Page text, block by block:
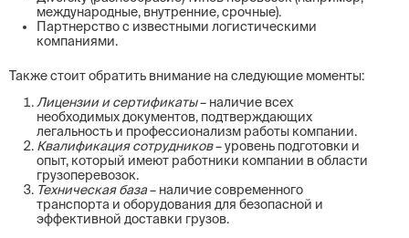
международные, внутренние, срочные).
Партнерство с известными логистическими
компаниями.
Также стоит обратить внимание на следующие моменты:
Лицензии и сертификаты– наличие всех
необходимых документов, подтверждающих
легальность и профессионализм работы компании.
Квалификация сотрудников– уровень подготовки и
опыт, который имеют работники компании в области
грузоперевозок.
Техническая база– наличие современного
транспорта и оборудования для безопасной и
эффективной доставки грузов.